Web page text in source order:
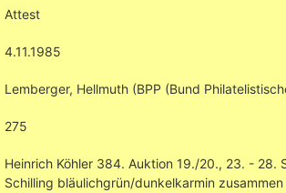
Attest
4.11.1985
Lemberger, Hellmuth (BPP (Bund
275
Heinrich Köhler 384. Auktion 19./20., 23. -
Schilling bläulichgrün/dunkelkarmin